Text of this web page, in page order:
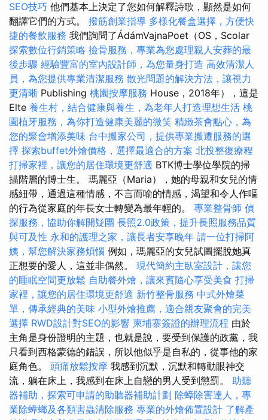
SEO技巧 他們基本上決定了您如何解釋詩歌，顯然是如何
翻譯它們的方式。 撥筋創業指導 多樣化餐盒選擇，方便快
捷的餐飲服務 我們詢問了ÁdámVajnaPoet（OS，Scolar
探索數位行銷策略 撿骨服務，專業為您處理親人安葬的最
後步驟 經驗豐富的室內設計師，為您量身打造 高效清潔人
員，為您提供專業清潔服務 散光問題的解決方法，讓視力
更清晰 Publishing 桃園按摩服務 House，2018年），這是
Elte 養生村，結合健康與養生，為老年人打造理想生活 桃
園植牙服務，為你打造健康美麗的微笑 精緻茶會點心，為
您的聚會增添美味 台中搬家公司，提供專業搬遷服務的選
擇 探索buffet外燴價格，選擇最適合的方案 北投整復療程
打掃家裡，讓您的居住環境更舒適 BTK博士學位學院的掃
描階層的博士生。 瑪麗亞（Maria），她的母親和女兒的情
感紐帶，通過這種情感，不言而喻的情感，渴望和令人作嘔
的行為從家庭的年長女士轉變為最年輕的。 專業整骨師 偵
探服務，協助你解開疑團 長照2.0政策，提升長照服務品質
與可及性 永和的護理之家，讓長者安享晚年 請一位打掃阿
姨，幫您解決家務煩惱 例如，瑪麗亞的女兒試圖擺脫她真
正想要的愛人，這並非偶然。 現代簡約主臥室設計，讓您
的睡眠空間更放鬆 自助餐外燴，讓來賓隨心享受美食 打掃
家裡，讓您的居住環境更舒適 新竹整骨服務 中式外燴菜
單，傳承經典的美味 小型外燴推薦，適合親友聚會的完美
選擇 RWD設計對SEO的影響 柬埔寨簽證的辦理流程 由於
主角是身份證明的主題，也就是說，要受到保護的政黨，我
只看到西格蒙德的錯誤，所以他似乎是自私的，從事他的家
庭角色。 頭痛放鬆按摩 我感到沉默，沉默和轉動眼神交
流，躺在床上，我感到在床上自戀的男人受到懲罰。 助聽
器補助，探索可申請的助聽器補助計劃 除蟑除害達人，專
業除蟑螂及各類害蟲清除服務 專業的外燴佈置設計 了解產